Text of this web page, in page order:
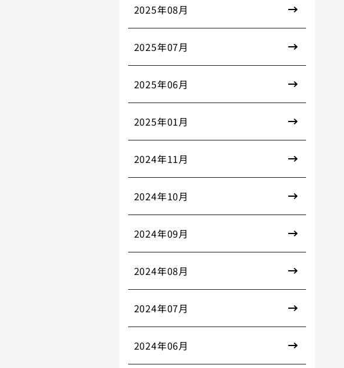
2025年08月
2025年07月
2025年06月
2025年01月
2024年11月
2024年10月
2024年09月
2024年08月
2024年07月
2024年06月